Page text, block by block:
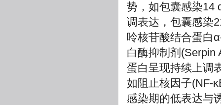
势，如包囊感染14
调表达，包囊感染
呤核苷酸结合蛋白
白酶抑制剂(Serpin
蛋白呈现持续上调
如阻止核因子(NF-
感染期的低表达与